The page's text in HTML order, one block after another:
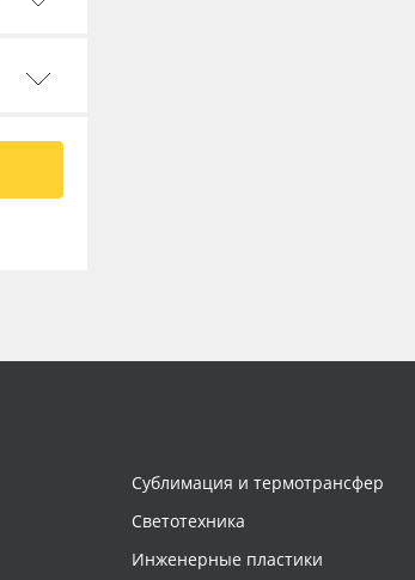
Сублимация и термотрансфер
Светотехника
Инженерные пластики